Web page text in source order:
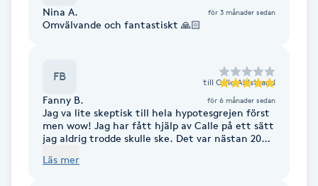
Brynformning
Brynplockning
Bröllopsuppsättning
Nina A. för 3 månader sedan
Omvälvande och fantastiskt 🙏🏻
FB till Calle Ahlstrand
Fanny B. för 6 månader sedan
Jag va lite skeptisk till hela hypotesgrejen först
men wow! Jag har fått hjälp av Calle på ett sätt
jag aldrig trodde skulle ske. Det var nästan 20år
på vc/sjukhus sist utan att få panikångest och
Läs mer